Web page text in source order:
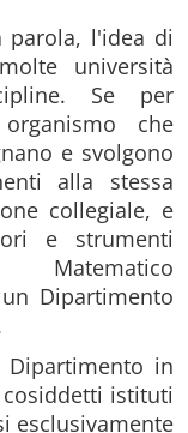
parola, l'idea di
università
Se per
che
e svolgono
alla stessa
collegiale, e
e strumenti
Dipartimento
in
istituti
esclusivamente